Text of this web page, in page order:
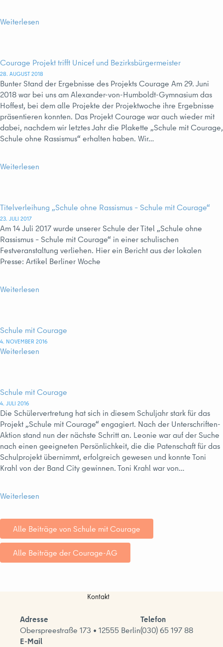
Weiterlesen
Courage Projekt trifft Unicef und Bezirksbürgermeister
28. AUGUST 2018
Bunter Stand der Ergebnisse des Projekts Courage Am 29. Juni
2018 war bei uns am Alexander-von-Humboldt-Gymnasium das
Hoffest, bei dem alle Projekte der Projektwoche ihre Ergebnisse
präsentieren konnten. Das Projekt Courage war auch wieder mit
dabei, nachdem wir letztes Jahr die Plakette „Schule mit Courage,
Schule ohne Rassismus“ erhalten haben. Wir…
Weiterlesen
Titelverleihung „Schule ohne Rassismus – Schule mit Courage“
23. JULI 2017
Am 14 Juli 2017 wurde unserer Schule der Titel „Schule ohne
Rassismus – Schule mit Courage“ in einer schulischen
Festveranstaltung verliehen. Hier ein Bericht aus der lokalen
Presse: Artikel Berliner Woche
Weiterlesen
Schule mit Courage
4. NOVEMBER 2016
Weiterlesen
Schule mit Courage
4. JULI 2016
Die Schülervertretung hat sich in diesem Schuljahr stark für das
Projekt „Schule mit Courage“ engagiert. Nach der Unterschriften-
Aktion stand nun der nächste Schritt an. Leonie war auf der Suche
nach einen geeigneten Persönlichkeit, die die Patenschaft für das
Schulprojekt übernimmt, erfolgreich gewesen und konnte Toni
Krahl von der Band City gewinnen. Toni Krahl war von…
Weiterlesen
Alle Beiträge von Schule mit Courage
Alle Beiträge der Courage-AG
Kontakt
Adresse
Oberspreestraße 173 • 12555 Berlin
Telefon
(030) 65 197 88
E-Mail